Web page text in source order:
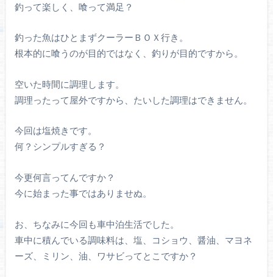
釣って楽しく、喰って満足？
釣った魚はひとまずクーラーＢＯＸ行き。
根本的に喰うのが目的ではなく、釣りが目的ですから。
空いた時間に調理します。
調理ったって屋外ですから、たいした調理はできません。
今回は塩焼きです。
何？シンプルすぎる？
今更何言ってんですか？
今に始まった事ではありませぬ。
お、ちなみに今回も車中泊生活でした。
車中に積んでいる調味料は、塩、コショウ、醤油、マヨネ
ーズ、ミリン、油、ワサビってとこですか？